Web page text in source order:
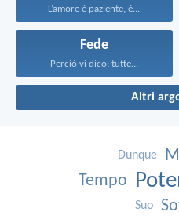
L’amore è paziente, è...
Fede
Perciò vi dico: tutte...
Altri
Dunque
Tempo
Suo